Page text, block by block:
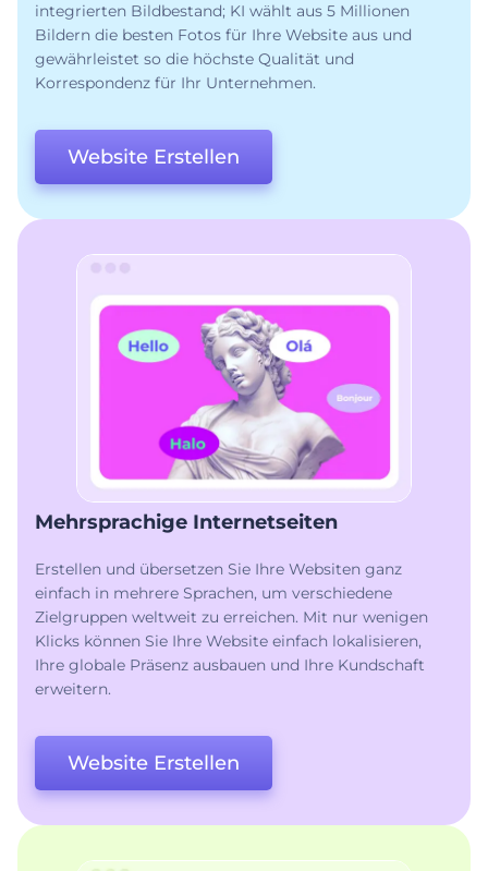
integrierten Bildbestand; KI wählt aus 5 Millionen
Bildern die besten Fotos für Ihre Website aus und
gewährleistet so die höchste Qualität und
Korrespondenz für Ihr Unternehmen.
Website Erstellen
Mehrsprachige Internetseiten
Erstellen und übersetzen Sie Ihre Websiten ganz
einfach in mehrere Sprachen, um verschiedene
Zielgruppen weltweit zu erreichen. Mit nur wenigen
Klicks können Sie Ihre Website einfach lokalisieren,
Ihre globale Präsenz ausbauen und Ihre Kundschaft
erweitern.
Website Erstellen